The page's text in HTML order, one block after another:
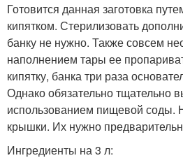
Готовится данная заготовка
кипятком. Стерилизовать
банку не нужно. Также совсем
наполнением тары ее
кипятку, банка три раза
Однако обязательно тщательно
использованием пищевой соды.
крышки. Их нужно
Ингредиенты на 3 л: